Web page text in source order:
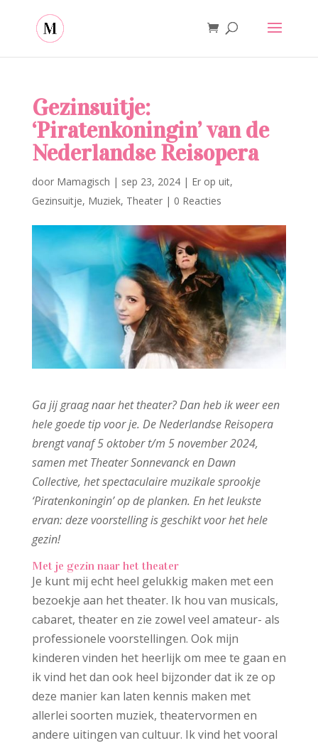
Gezinsuitje:
‘Piratenkoningin’ van de
Nederlandse Reisopera
door Mamagisch | sep 23, 2024| Er op uit,
Gezinsuitje, Muziek, Theater| 0 Reacties
Ga jij graag naar het theater? Dan heb ik weer een
hele goede tip voor je. De Nederlandse Reisopera
brengt vanaf 5 oktober t/m 5 november 2024,
samen met Theater Sonnevanck en Dawn
Collective, het spectaculaire muzikale sprookje
‘Piratenkoningin’ op de planken. En het leukste
ervan: deze voorstelling is geschikt voor het hele
gezin!
Met je gezin naar het theater
Je kunt mij echt heel gelukkig maken met een
bezoekje aan het theater. Ik hou van musicals,
cabaret, theater en zie zowel veel amateur- als
professionele voorstellingen. Ook mijn
kinderen vinden het heerlijk om mee te gaan en
ik vind het dan ook heel bijzonder dat ik ze op
deze manier kan laten kennis maken met
allerlei soorten muziek, theatervormen en
andere uitingen van cultuur. Ik vind het vooral